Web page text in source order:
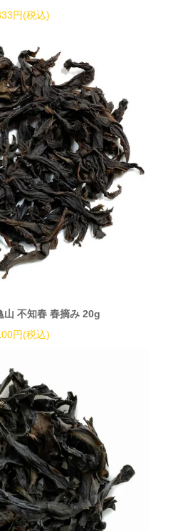
円(税込)
山 不知春 春摘み 20g
円(税込)